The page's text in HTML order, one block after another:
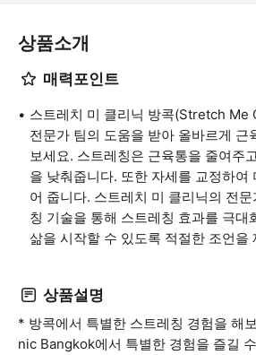
상품소개
매력포인트
스트레치 미 클리닉 방콕(Stretch Me
전문가 팀의 도움을 받아 올바르게 근
보세요. 스트레칭은 근육통을 줄여주
을 낮춰줍니다. 또한 자세를 교정하여
어 줍니다. 스트레치 미 클리닉의 전
칭 기술을 통해 스트레칭 효과를 극대
삶을 시작할 수 있도록 적절한 조언을
상품설명
* 방콕에서 특별한 스트레칭 경험을 해
nic Bangkok에서 특별한 경험을 즐길